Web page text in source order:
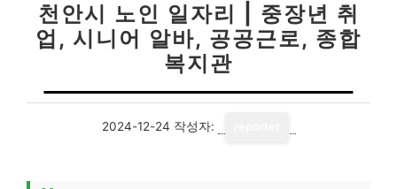
천안시 노인 일자리 | 중장년 취
업, 시니어 알바, 공공근로, 종합
복지관
2024-12-24 작성자: